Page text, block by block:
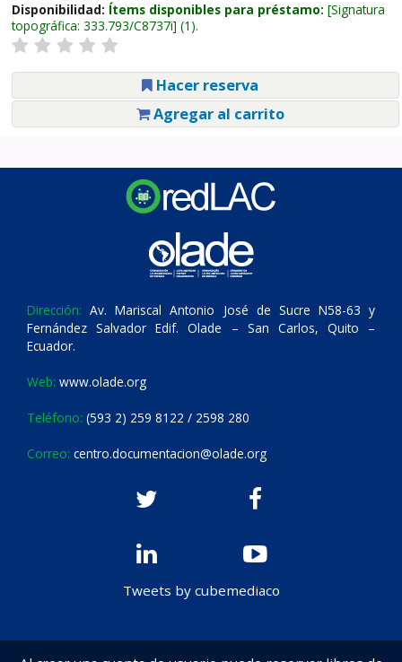
Disponibilidad: Ítems disponibles para préstamo: Signatura
topográfica: 333.793/C8737i (1).
Hacer reserva
Agregar al carrito
Dirección: Av. Mariscal Antonio José de Sucre N58-63 y
Fernández Salvador Edif. Olade – San Carlos, Quito –
Ecuador.
Web: www.olade.org
Teléfono: (593 2) 259 8122 / 2598 280
Correo: centro.documentacion@olade.org
Tweets by cubemediaco